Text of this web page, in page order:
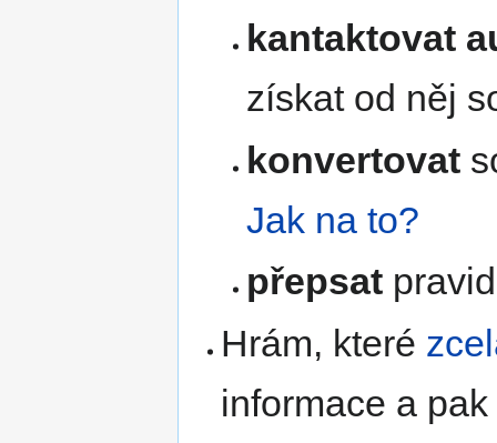
kantaktovat
získat od něj
konvertovat
Jak na to?
přepsat
Hrám, které
informace a